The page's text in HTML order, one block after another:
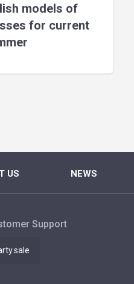
models of
for current
US NEWS
Support